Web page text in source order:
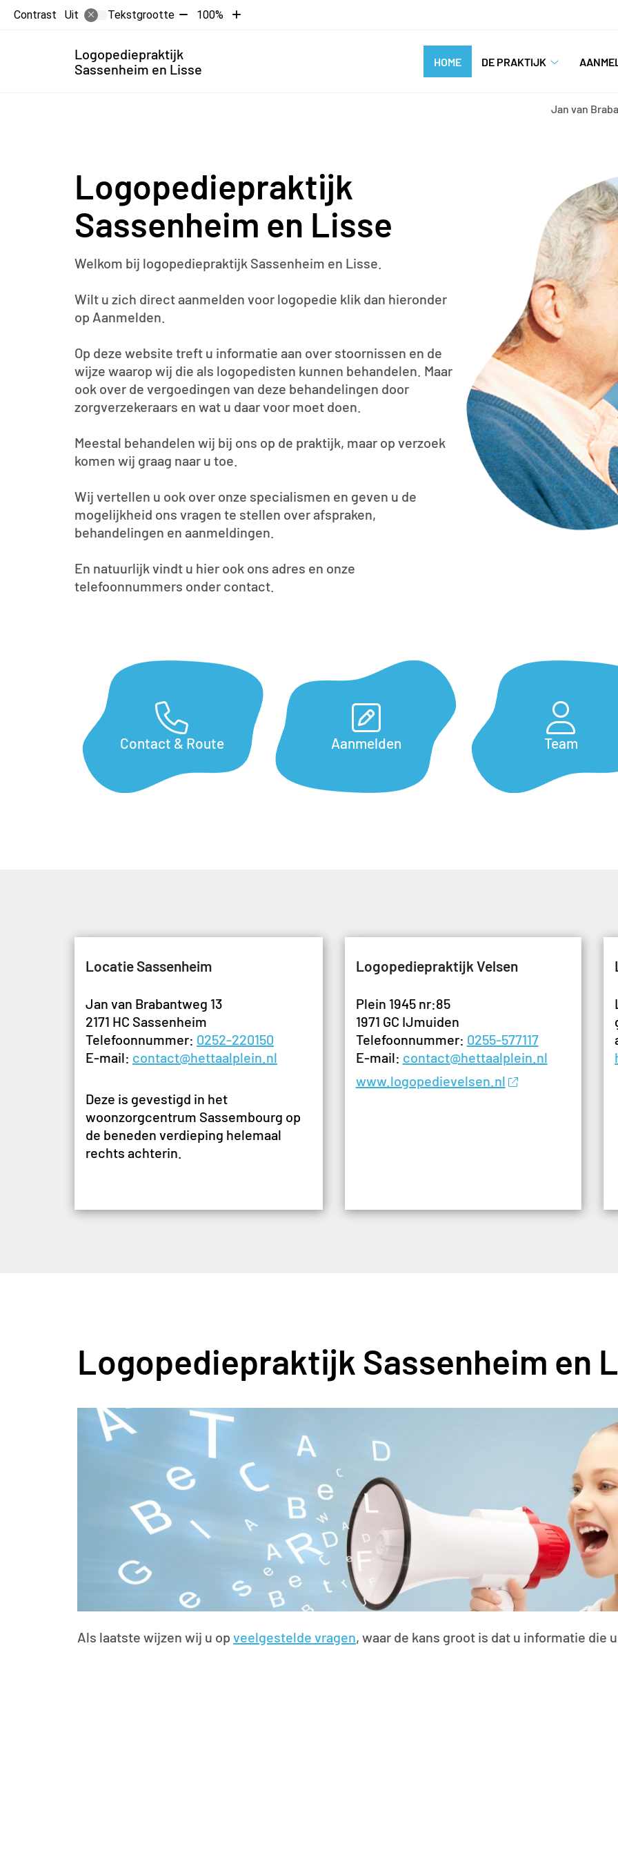
Contrast Uit Tekstgrootte Tekst
10%
100%
Tekst
Logopediepraktijk
Sassenheim en Lisse
HOME
DE PRAKTIJK
Jan van
Logopediepraktijk
Sassenheim en Lisse
Welkom bij logopediepraktijk Sassenheim en Lisse.
Wilt u zich direct aanmelden voor logopedie klik dan hieronder
op Aanmelden.
Op deze website treft u informatie aan over stoornissen en de
wijze waarop wij die als logopedisten kunnen behandelen. Maar
ook over de vergoedingen van deze behandelingen door
zorgverzekeraars en wat u daar voor moet doen.
Meestal behandelen wij bij ons op de praktijk, maar op verzoek
komen wij graag naar u toe.
Wij vertellen u ook over onze specialismen en geven u de
mogelijkheid ons vragen te stellen over afspraken,
behandelingen en aanmeldingen.
En natuurlijk vindt u hier ook ons adres en onze
telefoonnummers onder contact.
Snel
naar
Contact & Route Aanmelden Team
Locatie Sassenheim
Jan van Brabantweg 13
2171 HC Sassenheim
Telefoonnummer: 0252-220150
E-mail: contact@hettaalplein.nl
Deze is gevestigd in het
woonzorgcentrum Sassembourg op
de beneden verdieping helemaal
rechts achterin.
Logopediepraktijk Velsen
Plein 1945 nr:85
1971 GC IJmuiden
Telefoonnummer: 0255-577117
E-mail: contact@hettaalplein.nl
www.logopedievelsen.nl
Logopediepraktijk Sassenheim en
Als laatste wijzen wij u op veelgestelde vragen, waar de kans groot is dat u informatie die